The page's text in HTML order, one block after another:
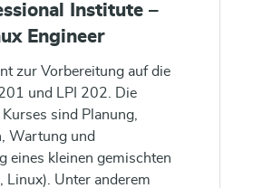
Institute –
Engineer
zur Vorbereitung auf die
und LPI 202. Die
Kurses sind Planung,
Wartung und
eines kleinen gemischten
Linux). Unter anderem